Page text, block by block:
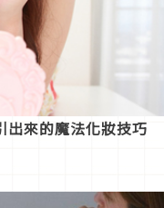
出來的魔法化妝技巧